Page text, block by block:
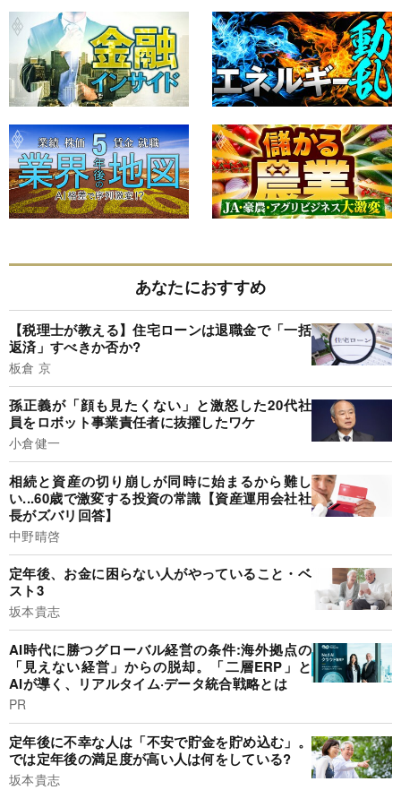
あなたにおすすめ
【税理士が教える】住宅ローンは退職金で「一括
返済」すべきか否か?
板倉 京
孫正義が「顔も見たくない」と激怒した20代社
員をロボット事業責任者に抜擢したワケ
小倉健一
相続と資産の切り崩しが同時に始まるから難し
い...60歳で激変する投資の常識【資産運用会社社
長がズバリ回答】
中野晴啓
定年後、お金に困らない人がやっていること・ベ
スト3
坂本貴志
AI時代に勝つグローバル経営の条件:海外拠点の
「見えない経営」からの脱却。「二層ERP」と
AIが導く、リアルタイム·データ統合戦略とは
PR
定年後に不幸な人は「不安で貯金を貯め込む」。
では定年後の満足度が高い人は何をしている?
坂本貴志